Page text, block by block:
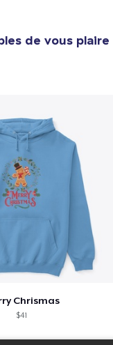
de vous plaire
Chrismas
$41